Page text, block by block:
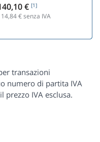
€ [1]
€ senza IVA
transazioni
numero di partita IVA
prezzo IVA esclusa.